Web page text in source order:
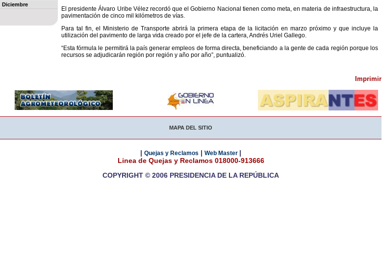
Diciembre
El presidente Álvaro Uribe Vélez recordó que el Gobierno Nacional tienen como meta, en materia de infraestructura, la
pavimentación de cinco mil kilómetros de vías.
Para tal fin, el Ministerio de Transporte abrirá la primera etapa de la licitación en marzo próximo y que incluye la
utilización del pavimento de larga vida creado por el jefe de la cartera, Andrés Uriel Gallego.
“Esta fórmula le permitirá la país generar empleos de forma directa, beneficiando a la gente de cada región porque los
recursos se adjudicarán región por región y año por año”, puntualizó.
Imprimir
MAPA DEL SITIO
| Quejas y Reclamos | Web Master |
Linea de Quejas y Reclamos 018000-913666
COPYRIGHT © 2006 PRESIDENCIA DE LA REPÚBLICA